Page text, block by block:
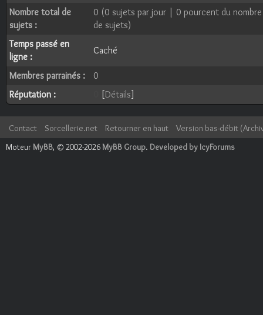
Nombre total de
sujets :
0 (0 sujets par jour | 0 pourcent du
de sujets)
Temps passé en
ligne :
Caché
Membres parrainés :
0
Réputation :
[Détails]
Contact Sorcellerie.net Retourner en haut
Version bas-débit
Moteur MyBB, © 2002-2026 MyBB Group. Developed by IcyForums